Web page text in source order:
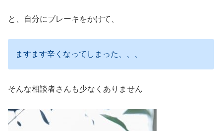
と、自分にブレーキをかけて、
ますます辛くなってしまった、、、
そんな相談者さんも少なくありません